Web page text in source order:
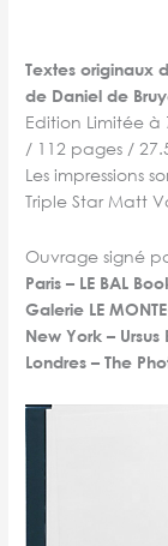
Textes originaux
de Daniel de
Edition Limitée à
/ 112 pages /
Les impressions
Triple Star Matt
Ouvrage signé
Paris – LE BAL
Galerie LE
New York –
Londres – The